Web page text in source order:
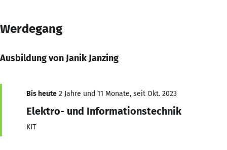
Werdegang
Ausbildung von Janik Janzing
Bis heute 2 Jahre und 11 Monate, seit Okt. 2023
Elektro- und Informationstechnik
KIT